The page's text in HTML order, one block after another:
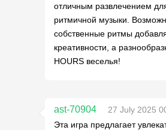
отличным развлечением
ритмичной музыки.
собственные ритмы
креативности, а
HOURS веселья!
ast-70904
27 July 2025
Эта игра предлагает